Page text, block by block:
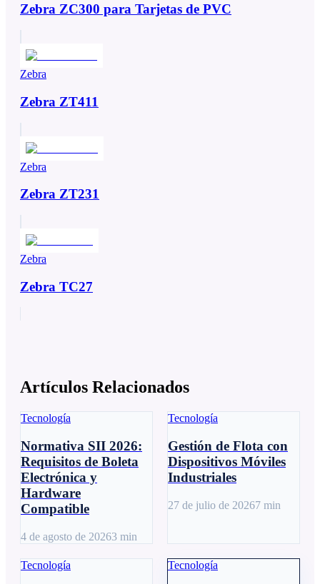
Zebra ZC300 para Tarjetas de PVC
Zebra
Zebra ZT411
Zebra
Zebra ZT231
Zebra
Zebra TC27
Artículos Relacionados
Tecnología
Normativa SII 2026:
Requisitos de Boleta
Electrónica y
Hardware
Compatible
4 de agosto de 20263 min
Tecnología
Gestión de Flota con
Dispositivos Móviles
Industriales
27 de julio de 20267 min
Tecnología Tecnología